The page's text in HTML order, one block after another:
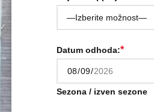
Datum odhoda:*
Sezona / izven sezone